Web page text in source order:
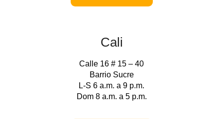
Cali
Calle 16 # 15 – 40
Barrio Sucre
L-S 6 a.m. a 9 p.m.
Dom 8 a.m. a 5 p.m.